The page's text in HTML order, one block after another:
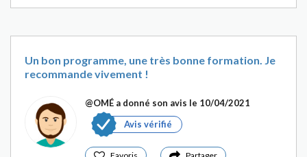
Un bon programme, une très bonne formation. Je
recommande vivement !
@OMÉ a donné son avis le 10/04/2021
Avis vérifié